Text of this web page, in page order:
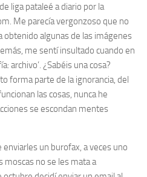
liga pataleé a diario por la
Me parecía vergonzoso que no
obtenido algunas de las imágenes
me sentí insultado cuando en
archivo’. ¿Sabéis una cosa?
forma parte de la ignorancia, del
las cosas, nunca he
se escondan mentes
un burofax, a veces uno
moscas no se les mata a